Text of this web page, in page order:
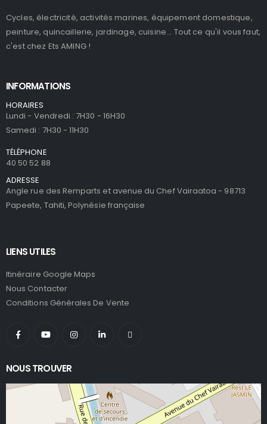
Cycles, électricité, activités marines, équipement domestique,
peinture, quincaillerie, jardinage, cuisine... Tout ce qu'il vous faut,
c'est chez Ets AMING !
INFORMATIONS
HORAIRES
Lundi - Vendredi : 7H30 - 16H30
Samedi : 7H30 - 11H30
TÉLÉPHONE
40 50 52 88
ADRESSE
Angle rue des Remparts et avenue du Chef Vairaatoa - 98713
Papeete, Tahiti, Polynésie française
LIENS UTILES
Itinéraire Google Maps
Nous Contacter
Conditions Générales De Vente
NOUS TROUVER